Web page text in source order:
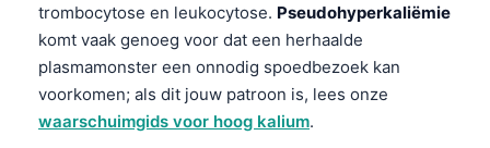
trombocytose en leukocytose. Pseudohyperkaliëmie
komt vaak genoeg voor dat een herhaalde
plasmamonster een onnodig spoedbezoek kan
voorkomen; als dit jouw patroon is, lees onze
waarschuimgids voor hoog kalium.